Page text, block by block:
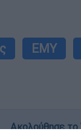
ΕΜΥ
Ακολούθησε το